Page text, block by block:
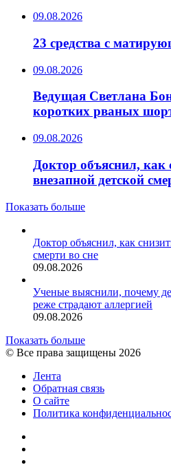
09.08.2026
23 средства с
09.08.2026
Ведущая Светлана
коротких рваных
09.08.2026
Доктор объяснил, как
внезапной детской
Показать больше
Доктор объяснил, как
смерти во сне
09.08.2026
Ученые выяснили, почему
реже страдают аллергией
09.08.2026
Показать больше
© Все права защищены 2026
Лента
Обратная связь
О сайте
Политика